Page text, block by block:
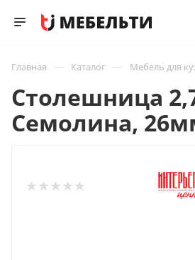
Главная — Каталог — Мебель для
Столешница
Семолина,